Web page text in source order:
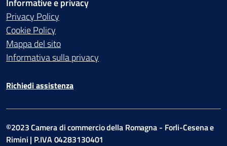
Informative e privacy
Privacy Policy
Cookie Policy
Mappa del sito
Informativa sulla privacy
Richiedi assistenza
©2023 Camera di commercio della Romagna - Forli-Cesena e
Rimini | P.IVA 04283130401